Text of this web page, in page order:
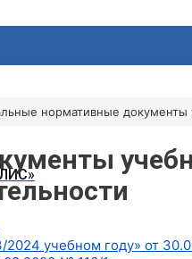
нормативные документы
учебном году» от